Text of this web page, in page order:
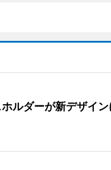
ホルダーが新デザイ